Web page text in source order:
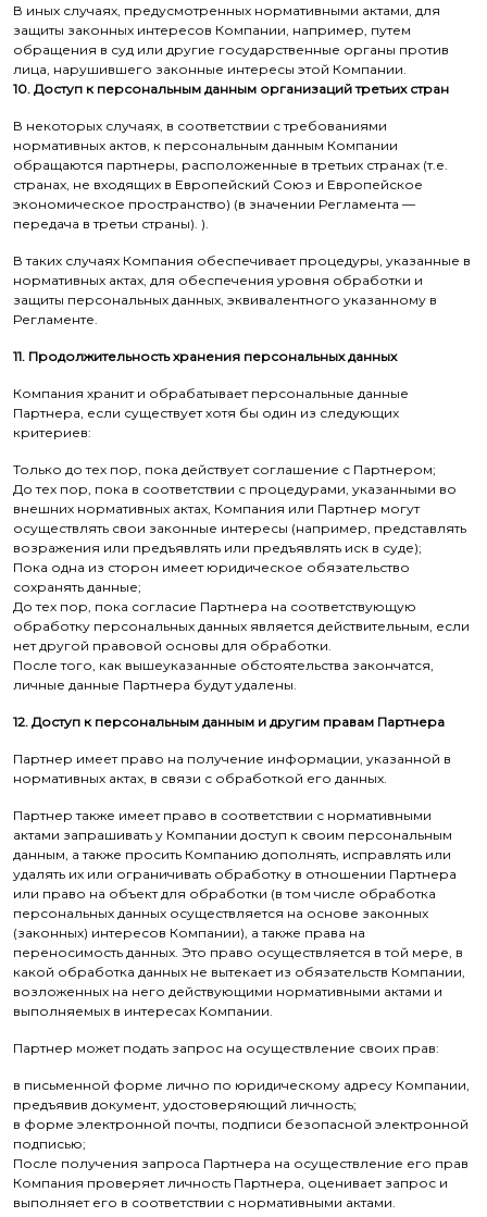
В иных случаях, предусмотренных нормативными актами, для
защиты законных интересов Компании, например, путем
обращения в суд или другие государственные органы против
лица, нарушившего законные интересы этой Компании.
10. Доступ к персональным данным организаций третьих стран
В некоторых случаях, в соответствии с требованиями
нормативных актов, к персональным данным Компании
обращаются партнеры, расположенные в третьих странах (т.е.
странах, не входящих в Европейский Союз и Европейское
экономическое пространство) (в значении Регламента —
передача в третьи страны). ).
В таких случаях Компания обеспечивает процедуры, указанные в
нормативных актах, для обеспечения уровня обработки и
защиты персональных данных, эквивалентного указанному в
Регламенте.
11. Продолжительность хранения персональных данных
Компания хранит и обрабатывает персональные данные
Партнера, если существует хотя бы один из следующих
критериев:
Только до тех пор, пока действует соглашение с Партнером;
До тех пор, пока в соответствии с процедурами, указанными во
внешних нормативных актах, Компания или Партнер могут
осуществлять свои законные интересы (например, представлять
возражения или предъявлять или предъявлять иск в суде);
Пока одна из сторон имеет юридическое обязательство
сохранять данные;
До тех пор, пока согласие Партнера на соответствующую
обработку персональных данных является действительным, если
нет другой правовой основы для обработки.
После того, как вышеуказанные обстоятельства закончатся,
личные данные Партнера будут удалены.
12. Доступ к персональным данным и другим правам Партнера
Партнер имеет право на получение информации, указанной в
нормативных актах, в связи с обработкой его данных.
Партнер также имеет право в соответствии с нормативными
актами запрашивать у Компании доступ к своим персональным
данным, а также просить Компанию дополнять, исправлять или
удалять их или ограничивать обработку в отношении Партнера
или право на объект для обработки (в том числе обработка
персональных данных осуществляется на основе законных
(законных) интересов Компании), а также права на
переносимость данных. Это право осуществляется в той мере, в
какой обработка данных не вытекает из обязательств Компании,
возложенных на него действующими нормативными актами и
выполняемых в интересах Компании.
Партнер может подать запрос на осуществление своих прав:
в письменной форме лично по юридическому адресу Компании,
предъявив документ, удостоверяющий личность;
в форме электронной почты, подписи безопасной электронной
подписью;
После получения запроса Партнера на осуществление его прав
Компания проверяет личность Партнера, оценивает запрос и
выполняет его в соответствии с нормативными актами.